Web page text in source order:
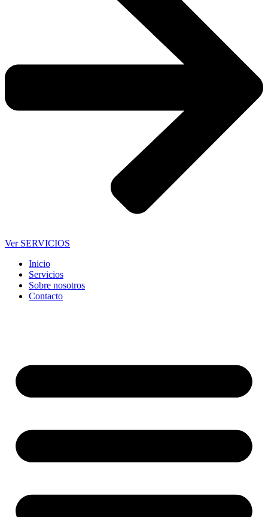
Ver SERVICIOS
Inicio
Servicios
Sobre nosotros
Contacto